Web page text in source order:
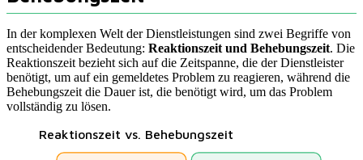
In der komplexen Welt der Dienstleistungen sind zwei Begriffe von
entscheidender Bedeutung: Reaktionszeit und Behebungszeit. Die
Reaktionszeit bezieht sich auf die Zeitspanne, die der Dienstleister
benötigt, um auf ein gemeldetes Problem zu reagieren, während die
Behebungszeit die Dauer ist, die benötigt wird, um das Problem
vollständig zu lösen.
Reaktionszeit vs. Behebungszeit